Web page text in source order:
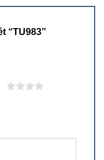
“TU983”